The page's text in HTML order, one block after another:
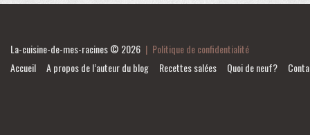
La-cuisine-de-mes-racines© 2026 | Politique de confidentialité
Accueil
A propos de l’auteur du blog Recettes salées Quoi de neuf?